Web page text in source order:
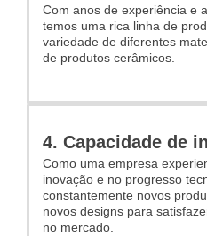
Com anos de experiência e
temos uma rica linha de
variedade de diferentes
de produtos cerâmicos.
4. Capacidade de
Como uma empresa
inovação e no progresso
constantemente novos
novos designs para
no mercado.